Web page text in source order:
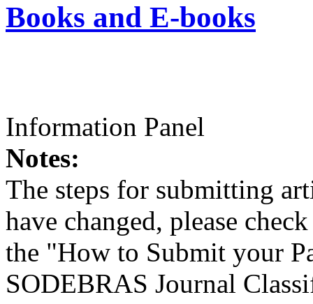
Books and E-books
Information Panel
Notes:
The steps for submitting
have changed, please
the "How to Submit your
SODEBRAS Journal